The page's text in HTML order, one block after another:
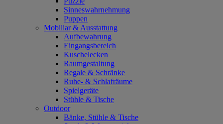
Sinneswahrnehmung
Puppen
Mobiliar & Ausstattung
Aufbewahrung
Eingangsbereich
Kuschelecken
Raumgestaltung
Regale & Schränke
Ruhe- & Schlafräume
Spielgeräte
Stühle & Tische
Outdoor
Bänke, Stühle & Tische